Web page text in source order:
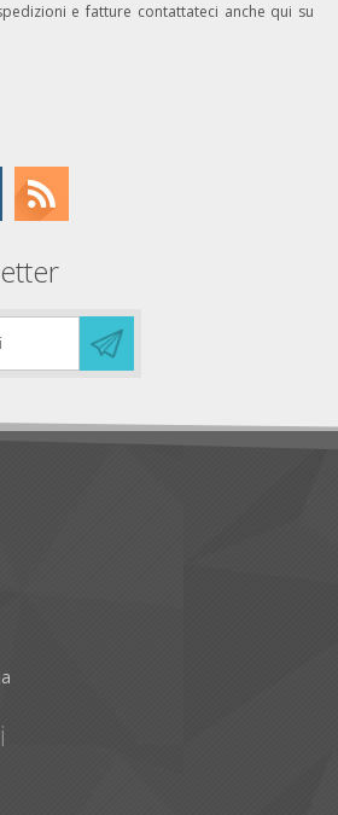
e fatture contattateci anche qui su